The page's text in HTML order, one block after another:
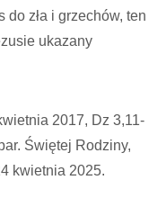
do zła i grzechów, ten
ukazany
2017, Dz 3,11-
Świętej Rodziny,
kwietnia 2025.